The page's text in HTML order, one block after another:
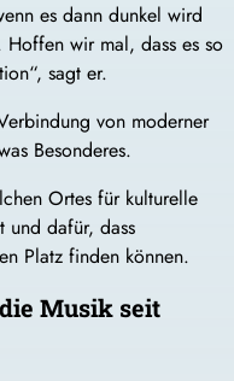
es dann dunkel wird
wir mal, dass es so
sagt er.
von moderner
Besonderes.
Ortes für kulturelle
und dafür, dass
Platz finden können.
Musik seit